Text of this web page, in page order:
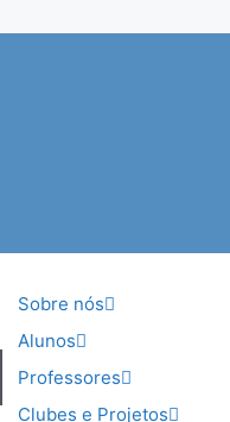
Sobre nós
Alunos
Professores
Clubes e Projetos